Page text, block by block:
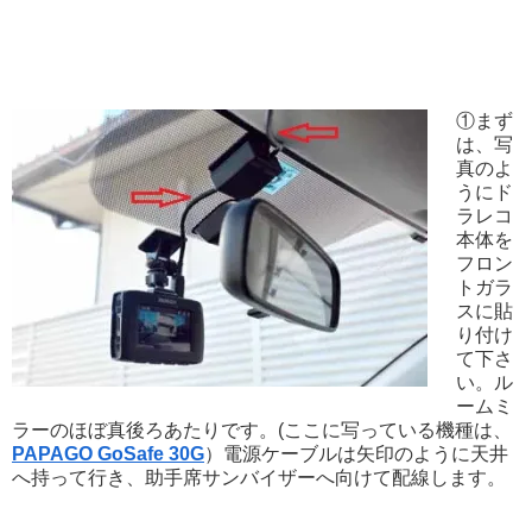
①まず
は、写
真のよ
うにド
ラレコ
本体を
フロン
トガラ
スに貼
り付け
て下さ
い。ル
ームミ
ラーのほぼ真後ろあたりです。(ここに写っている機種は、
PAPAGO GoSafe 30G）電源ケーブルは矢印のように天井
へ持って行き、助手席サンバイザーへ向けて配線します。